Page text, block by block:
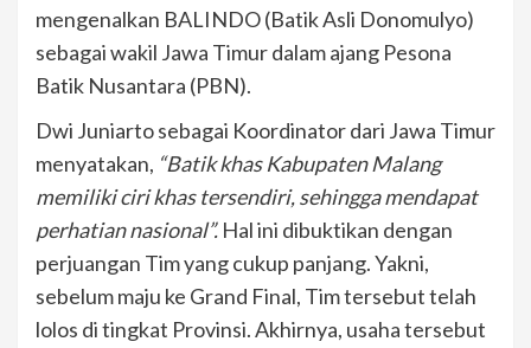
mengenalkan BALINDO (Batik Asli Donomulyo)
sebagai wakil Jawa Timur dalam ajang Pesona
Batik Nusantara (PBN).
Dwi Juniarto sebagai Koordinator dari Jawa Timur
menyatakan, “Batik khas Kabupaten Malang
memiliki ciri khas tersendiri, sehingga mendapat
perhatian nasional”. Hal ini dibuktikan dengan
perjuangan Tim yang cukup panjang. Yakni,
sebelum maju ke Grand Final, Tim tersebut telah
lolos di tingkat Provinsi. Akhirnya, usaha tersebut